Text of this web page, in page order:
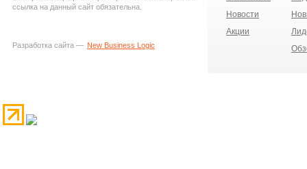
ссылка на данный сайт обязательна.
Разработка сайта — New Business Logic
Новости
Акции